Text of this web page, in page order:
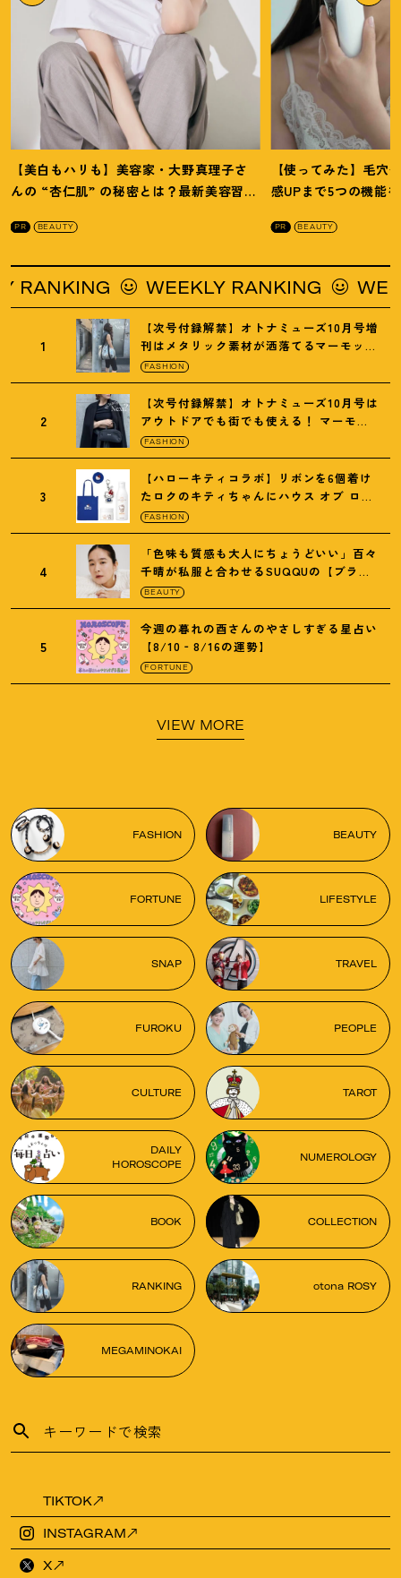
【美白もハリも】美容家・大野真理子さ
んの “杏仁肌” の秘密とは ？ 最新美容習慣
PR BEAUTY
【使ってみた】毛穴
感UPまで5つの機能
PR BEAUTY
WEEKLY RANKING WEEKLY
1
【次号付録解禁】オトナミューズ10月号増
刊はメタリック素材が洒落てるマーモット
の保冷バッグ
FASHION
2
【次号付録解禁】オトナミューズ10月号は
アウトドアでも街でも使える ！ マーモッ
トの黒ショルダー
FASHION
3
【ハローキティコラボ】リボンを6個着け
たロクのキティちゃんにハウス オブ ロー
ゼの限定パケも
FASHION
4
「色味も質感も大人にちょうどいい」百々
千晴が私服と合わせるSUQQUの【ブラー
リクイド リップ】6選
BEAUTY
5
今週の暮れの酉さんのやさしすぎる星占い
【8/10‐8/16の運勢】
FORTUNE
VIEW MORE
FASHION BEAUTY
FORTUNE LIFESTYLE
SNAP TRAVEL
FUROKU PEOPLE
CULTURE TAROT
DAILY
HOROSCOPE
NUMEROLOGY
BOOK COLLECTION
RANKING otona ROSY
MEGAMINOKAI
TIKTOK
INSTAGRAM
X